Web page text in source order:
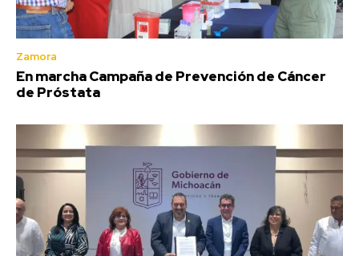
Zamora
En marcha Campaña de Prevención de Cáncer
de Próstata